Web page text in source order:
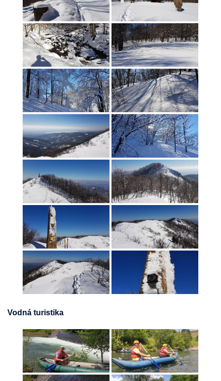
Vodná turistika